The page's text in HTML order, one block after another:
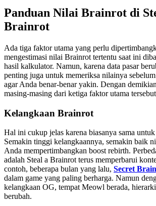
Panduan Nilai Brainrot di
Brainrot
Ada tiga faktor utama yang perlu
mengestimasi nilai Brainrot tertentu saat ini
hasil kalkulator. Namun, karena data pasar
penting juga untuk memeriksa nilainya
agar Anda benar-benar yakin. Dengan
masing-masing dari ketiga faktor utama
Kelangkaan Brainrot
Hal ini cukup jelas karena biasanya sama
Semakin tinggi kelangkaannya, semakin baik
Anda mempertimbangkan boost rebirth.
adalah Steal a Brainrot terus memperbarui
contoh, beberapa bulan yang lalu, Secret
dalam game yang paling berharga. Namun
kelangkaan OG, tempat Meowl berada,
berubah.